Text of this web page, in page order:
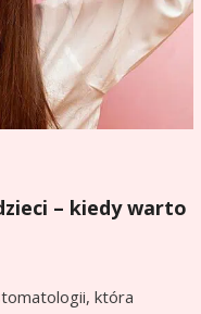
– kiedy warto
która